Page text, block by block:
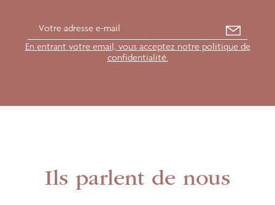
En entrant votre email, vous acceptez notre politique de
confidentialité.
Ils parlent de nous